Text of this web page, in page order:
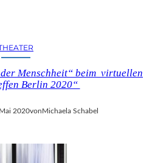
T
“
M
R
Menschheit“ beim virtuellen
Berlin 2020“
2020vonMichaela Schabel